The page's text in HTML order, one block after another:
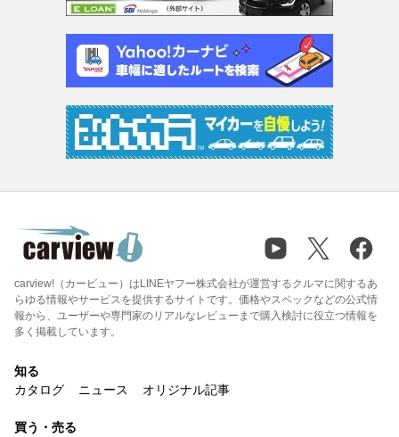
carview!（カービュー）はLINEヤフー株式会社が運営するクルマに関するあ
らゆる情報やサービスを提供するサイトです。価格やスペックなどの公式情
報から、ユーザーや専門家のリアルなレビューまで購入検討に役立つ情報を
多く掲載しています。
知る
カタログ
ニュース オリジナル記事
買う・売る